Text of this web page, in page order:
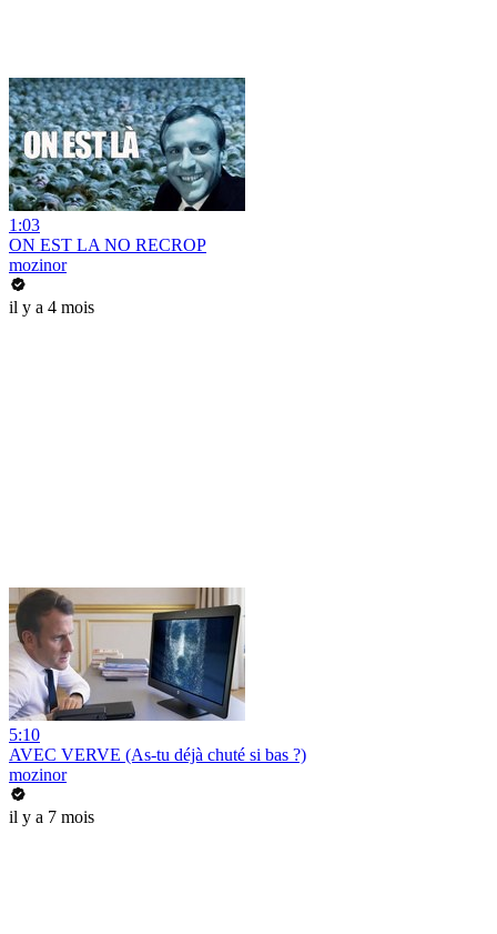
1:03
ON EST LA NO RECROP
mozinor
il y a 4 mois
5:10
AVEC VERVE (As-tu déjà chuté si bas ?)
mozinor
il y a 7 mois